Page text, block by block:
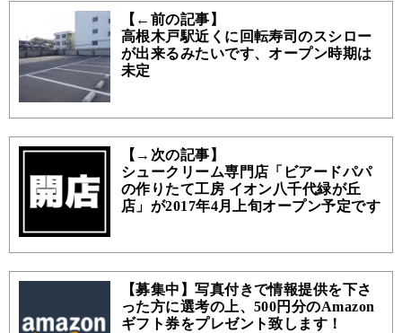
【←前の記事】
高根木戸駅近くに回転寿司のスシロー
が出来るみたいです、オープン時期は
未定
【→次の記事】
シュークリーム専門店「ビアードパパ
の作りたて工房 イオン八千代緑が丘
店」が2017年4月上旬オープン予定です
【募集中】写真付きで情報提供を下さ
った方に選考の上、500円分のAmazon
ギフト券をプレゼント致します！